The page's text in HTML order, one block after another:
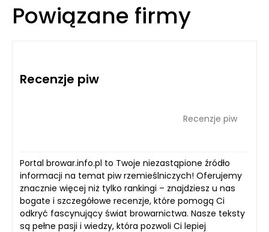
Powiązane firmy
Recenzje piw
Recenzje piw
Portal browar.info.pl to Twoje niezastąpione źródło
informacji na temat piw rzemieślniczych! Oferujemy
znacznie więcej niż tylko rankingi – znajdziesz u nas
bogate i szczegółowe recenzje, które pomogą Ci
odkryć fascynujący świat browarnictwa. Nasze teksty
są pełne pasji i wiedzy, która pozwoli Ci lepiej